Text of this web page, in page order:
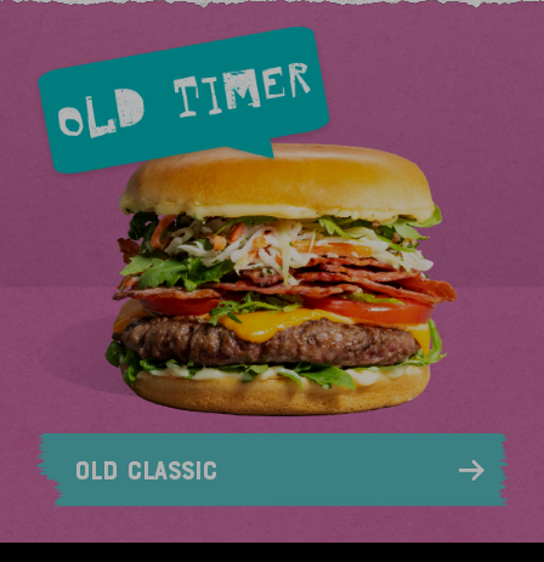
OLD CLASSIC